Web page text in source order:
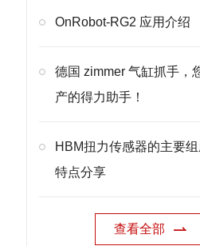
OnRobot-RG2 应用介绍
德国 zimmer 气缸抓手，
产的得力助手！
HBM扭力传感器的主要
特点分享
查看全部